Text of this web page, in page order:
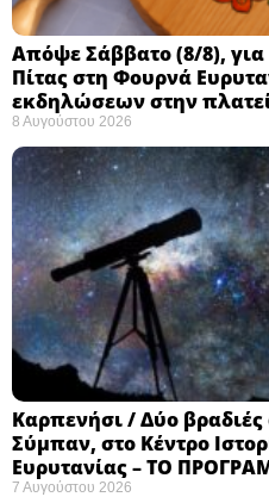
Απόψε Σάββατο (8/8), για
Πίτας στη Φουρνά
εκδηλώσεων στην
8 Αυγούστου 2026
Καρπενήσι / Δύο
Σύμπαν, στο Κέντρο
Ευρυτανίας – ΤΟ
7 Αυγούστου 2026